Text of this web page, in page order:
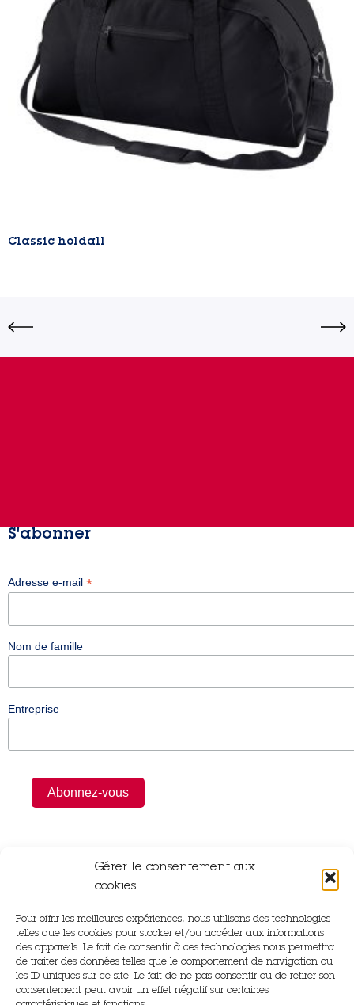
Gérer le consentement aux
cookies
Pour offrir les meilleures expériences, nous utilisons des technologies
telles que les cookies pour stocker et/ou accéder aux informations
des appareils. Le fait de consentir à ces technologies nous permettra
de traiter des données telles que le comportement de navigation ou
les ID uniques sur ce site. Le fait de ne pas consentir ou de retirer son
consentement peut avoir un effet négatif sur certaines
Classic holdall
S'abonner
Adresse e-mail *
Nom de famille
Entreprise
Rue Gutenberg,
14840 Démouville
02 31 83 22 97